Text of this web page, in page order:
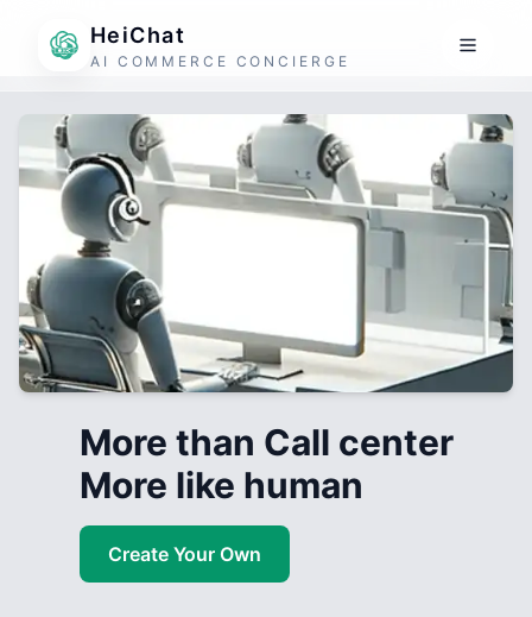
HeiChat
AI COMMERCE CONCIERGE
More than Call center
More like human
Create Your Own